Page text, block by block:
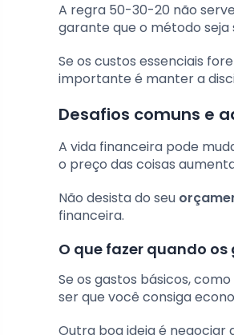
A regra 50-30-20 não
garante que o método seja
Se os custos essenciais
importante é manter a
Desafios comuns e
A vida financeira pode
o preço das coisas
Não desista do seu
financeira.
O que fazer quando
Se os gastos básicos,
ser que você consiga
Outra boa ideia é negociar